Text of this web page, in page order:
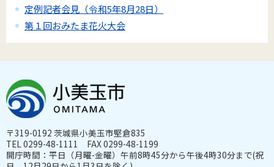
定例記者会見（令和5年8月28日）
第１回おみたま花火大会
〒319-0192 茨城県小美玉市堅倉835
TEL 0299-48-1111 FAX 0299-48-1199
開庁時間：平日（月曜-金曜）午前8時45分から午後4時30分まで(祝